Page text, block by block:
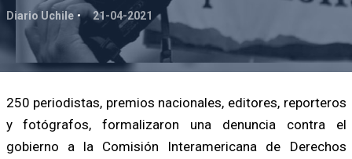
Diario Uchile 21-04-2021
250 periodistas, premios nacionales, editores, reporteros
y fotógrafos, formalizaron una denuncia contra el
gobierno a la Comisión Interamericana de Derechos